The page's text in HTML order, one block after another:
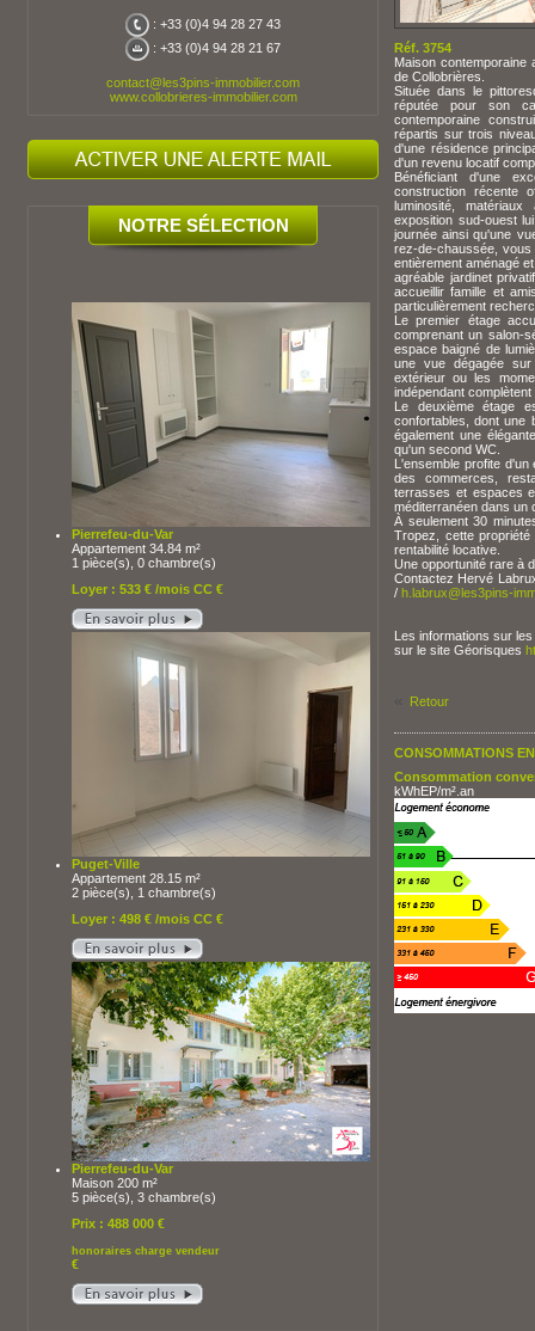
: +33 (0)4 94 28 27 43
: +33 (0)4 94 28 21 67
contact@les3pins-immobilier.com
www.collobrieres-immobilier.com
NOTRE SÉLECTION
Pierrefeu-du-Var
Appartement 34.84 m²
1 pièce(s), 0 chambre(s)
Loyer : 533 € /mois CC €
Puget-Ville
Appartement 28.15 m²
2 pièce(s), 1 chambre(s)
Loyer : 498 € /mois CC €
Pierrefeu-du-Var
Maison 200 m²
5 pièce(s), 3 chambre(s)
Prix : 488 000 €
honoraires charge vendeur
€
Réf. 3754
Maison
de Collobrières.
Située dans le
réputée pour son
contemporaine
répartis sur trois
d'une résidence
d'un revenu locatif
Bénéficiant d'une
construction récente
luminosité,
exposition sud-ouest
journée ainsi qu'une
rez-de-chaussée,
entièrement aménagé
agréable jardinet
accueillir famille et
particulièrement
Le premier étage
comprenant un salon-
espace baigné de
une vue dégagée
extérieur ou les
indépendant
Le deuxième étage
confortables, dont une
également une
qu'un second WC.
L'ensemble profite
des commerces,
terrasses et espaces
méditerranéen dans un
À seulement 30
Tropez, cette
rentabilité locative.
Une opportunité rare à
Contactez Hervé
/ h.labrux@les3pins-
Les informations sur
sur le site Géorisques
Retour
CONSOMMATIONS
Consommation
kWhEP/m².an